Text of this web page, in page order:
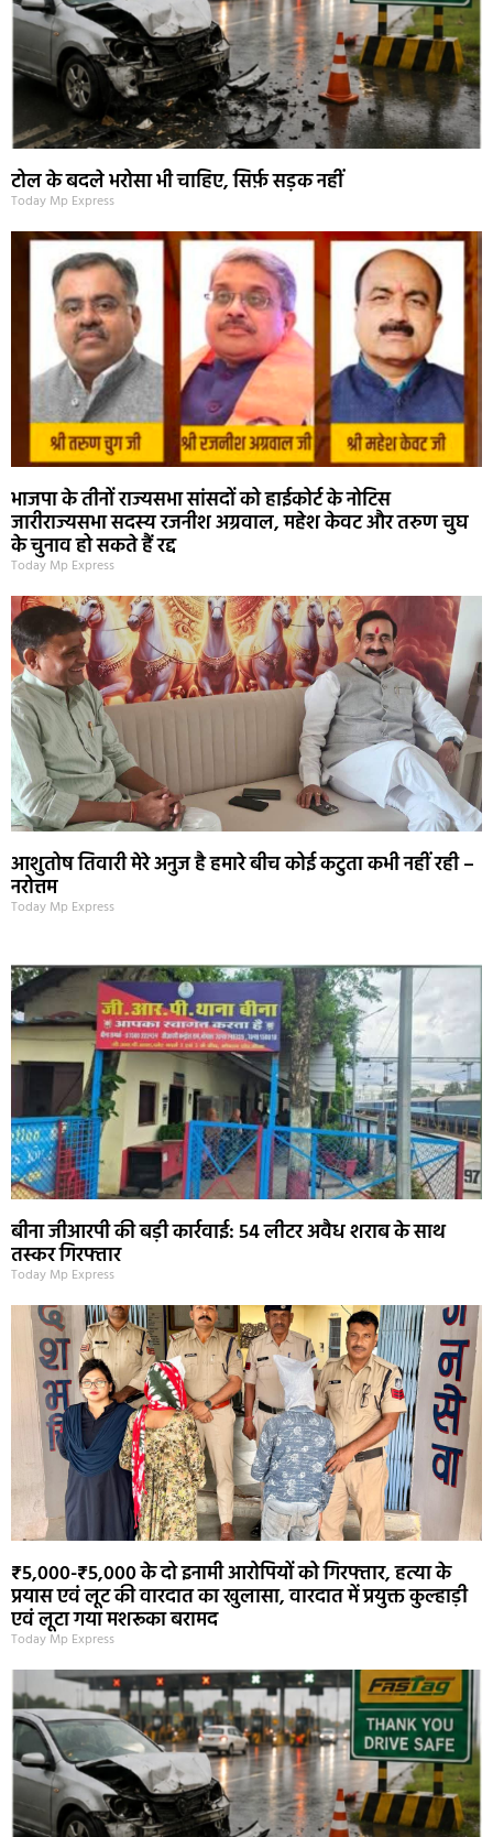
टोल के बदले भरोसा भी चाहिए, सिर्फ़ सड़क नहीं
Today Mp Express
भाजपा के तीनों राज्यसभा सांसदों को हाईकोर्ट के नोटिस
जारीराज्यसभा सदस्य रजनीश अग्रवाल, महेश केवट और तरुण चुघ
के चुनाव हो सकते हैं रद्द
Today Mp Express
आशुतोष तिवारी मेरे अनुज है हमारे बीच कोई कटुता कभी नहीं रही –
नरोत्तम
Today Mp Express
बीना जीआरपी की बड़ी कार्रवाई: 54 लीटर अवैध शराब के साथ
तस्कर गिरफ्तार
Today Mp Express
₹5,000-₹5,000 के दो इनामी आरोपियों को गिरफ्तार, हत्या के
प्रयास एवं लूट की वारदात का खुलासा, वारदात में प्रयुक्त कुल्हाड़ी
एवं लूटा गया मशरूका बरामद
Today Mp Express